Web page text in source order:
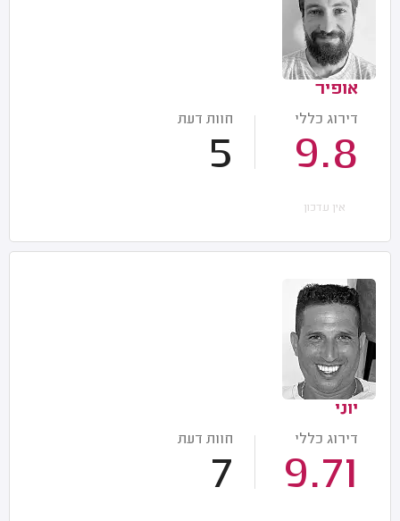
אופיר
דירוג כללי
9.8
חוות דעת
5
אין עדכון
יוני
דירוג כללי
9.71
חוות דעת
7